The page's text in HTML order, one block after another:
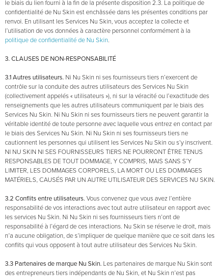
le biais du lien fourni à la fin de la présente disposition 2.3. La politique de
confidentialité de Nu Skin est enchâssée dans les présentes conditions par
renvoi. En utilisant les Services Nu Skin, vous acceptez la collecte et
l’utilisation de vos données à caractère personnel conformément à la
politique de confidentialité de Nu Skin.
3. CLAUSES DE NON-RESPONSABILITÉ
3.1 Autres utilisateurs. Ni Nu Skin ni ses fournisseurs tiers n’exercent de
contrôle sur la conduite des autres utilisateurs des Services Nu Skin
(collectivement appelés « utilisateurs »), ni sur la véracité ou l’exactitude des
renseignements que les autres utilisateurs communiquent par le biais des
Services Nu Skin. Ni Nu Skin ni ses fournisseurs tiers ne peuvent garantir la
véritable identité de toute personne avec laquelle vous entrez en contact par
le biais des Services Nu Skin. Ni Nu Skin ni ses fournisseurs tiers ne
cautionnent les personnes qui utilisent les Services Nu Skin ou s’y inscrivent.
NI NU SKIN NI SES FOURNISSEURS TIERS NE POURRONT ÊTRE TENUS
RESPONSABLES DE TOUT DOMMAGE, Y COMPRIS, MAIS SANS S’Y
LIMITER, LES DOMMAGES CORPORELS, LA MORT OU LES DOMMAGES
MATÉRIELS, CAUSÉS PAR UN AUTRE UTILISATEUR DES SERVICES NU SKIN.
3.2 Conflits entre utilisateurs. Vous convenez que vous avez l’entière
responsabilité de vos interactions avec tout autre utilisateur en rapport avec
les services Nu Skin. Ni Nu Skin ni ses fournisseurs tiers n’ont de
responsabilité à l’égard de ces interactions. Nu Skin se réserve le droit, mais
n’a aucune obligation, de s’impliquer de quelque manière que ce soit dans les
conflits qui vous opposent à tout autre utilisateur des Services Nu Skin.
3.3 Partenaires de marque Nu Skin. Les partenaires de marque Nu Skin sont
des entrepreneurs tiers indépendants de Nu Skin, et Nu Skin n’est pas